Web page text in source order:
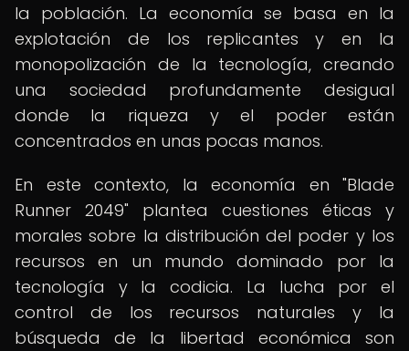
la población. La economía se basa en la
explotación de los replicantes y en la
monopolización de la tecnología, creando
una sociedad profundamente desigual
donde la riqueza y el poder están
concentrados en unas pocas manos.
En este contexto, la economía en "Blade
Runner 2049" plantea cuestiones éticas y
morales sobre la distribución del poder y los
recursos en un mundo dominado por la
tecnología y la codicia. La lucha por el
control de los recursos naturales y la
búsqueda de la libertad económica son